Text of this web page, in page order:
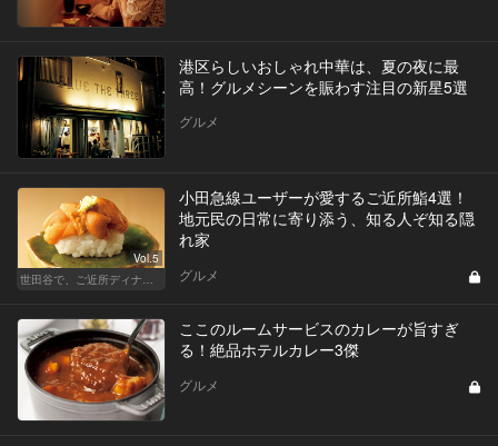
港区らしいおしゃれ中華は、夏の夜に最
高！グルメシーンを賑わす注目の新星5選
グルメ
Vol.5
世田谷で、ご近所ディナーを楽しもう！
小田急線ユーザーが愛するご近所鮨4選！
地元民の日常に寄り添う、知る人ぞ知る隠
れ家
グルメ
ここのルームサービスのカレーが旨すぎ
る！絶品ホテルカレー3傑
グルメ